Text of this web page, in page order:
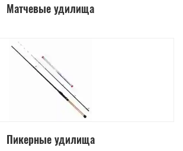
Матчевые удилища
Пикерные удилища